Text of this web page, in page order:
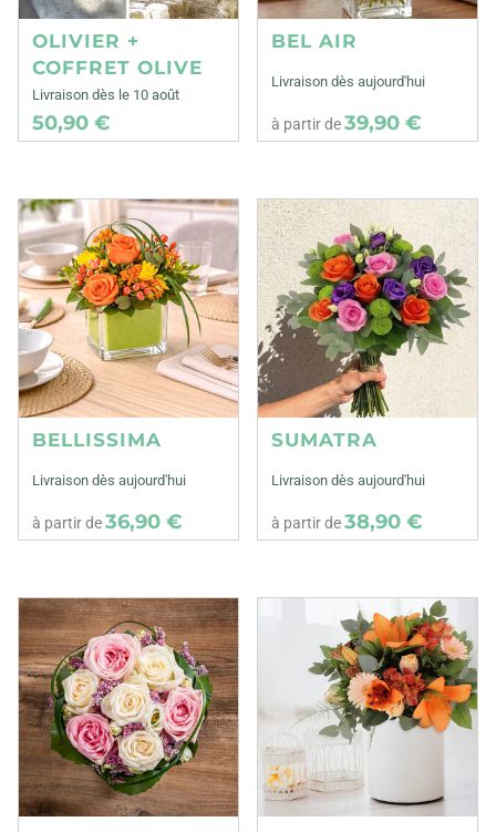
OLIVIER +
COFFRET OLIVE
Livraison dès le 10 août
50,90 €
BEL AIR
Livraison dès aujourd'hui
à partir de39,90 €
BELLISSIMA
Livraison dès aujourd'hui
à partir de36,90 €
SUMATRA
Livraison dès aujourd'hui
à partir de38,90 €